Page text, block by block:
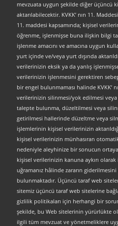
mevzuata uygun şekilde diğer üçüncü
aktarılabilecektir. KVKK’ nın 11. Maddesi
11. maddesi kapsamında; kişisel
öğrenme, işlenmişse buna ilişkin bilgi
işlenme amacını ve amacına uygun
yurt içinde ve/veya yurt dışında
verilerinizin eksik ya da yanlış
verilerinizin işlenmesini gerektiren
bir engel bulunmaması halinde KVKK’
verilerinizin silinmesi/yok edilmesi
talepte bulunma, düzeltilmesi veya
getirilmesi hallerinde düzeltme veya
işlemlerinin kişisel verilerinizin
kişisel verilerinizin münhasıran
nedeniyle aleyhinize bir sonucun
kişisel verilerinizin kanuna aykırı
uğramanız hâlinde zararın giderilmesini
bulunmaktadır. Üçüncü taraf web
sitemiz üçüncü taraf web sitelerine
gizlilik politikaları için herhangi bir
şekilde, bu Web sitelerinin yürürlükte
ilgili tüm mevzuat ve yönetmeliklere